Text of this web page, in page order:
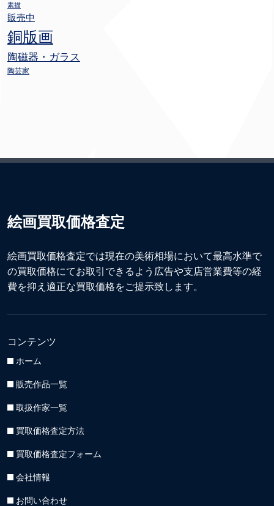
素描
販売中
銅版画
陶磁器・ガラス
陶芸家
絵画買取価格査定
絵画買取価格査定では現在の美術相場において最高水準で
の買取価格にてお取引できるよう広告や支店営業費等の経
費を抑え適正な買取価格をご提示致します。
コンテンツ
ホーム
販売作品一覧
取扱作家一覧
買取価格査定方法
買取価格査定フォーム
会社情報
お問い合わせ